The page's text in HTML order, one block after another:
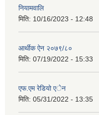
नियामवालि
मिति: 10/16/2023 - 12:48
आर्थीक ऐन २०७९/८०
मिति: 07/19/2022 - 15:33
एफ.एम रेडियो एेन
मिति: 05/31/2022 - 13:35